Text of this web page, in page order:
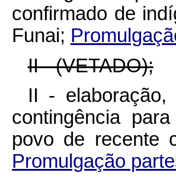
confirmado de
Funai;
II - (VETADO);
II -
contingência
povo de recente
Promulgação